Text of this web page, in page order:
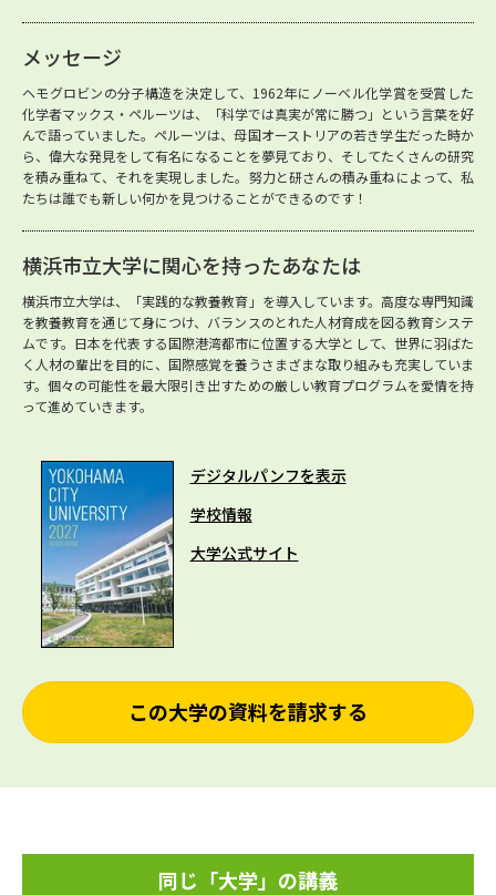
メッセージ
ヘモグロビンの分子構造を決定して、1962年にノーベル化学賞を受賞した
化学者マックス・ペルーツは、「科学では真実が常に勝つ」という言葉を好
んで語っていました。ペルーツは、母国オーストリアの若き学生だった時か
ら、偉大な発見をして有名になることを夢見ており、そしてたくさんの研究
を積み重ねて、それを実現しました。努力と研さんの積み重ねによって、私
たちは誰でも新しい何かを見つけることができるのです！
横浜市立大学に関心を持ったあなたは
横浜市立大学は、「実践的な教養教育」を導入しています。高度な専門知識
を教養教育を通じて身につけ、バランスのとれた人材育成を図る教育システ
ムです。日本を代表する国際港湾都市に位置する大学として、世界に羽ばた
く人材の輩出を目的に、国際感覚を養うさまざまな取り組みも充実していま
す。個々の可能性を最大限引き出すための厳しい教育プログラムを愛情を持
って進めていきます。
デジタルパンフを表示
学校情報
大学公式サイト
この大学の資料を請求する
同じ「大学」の講義